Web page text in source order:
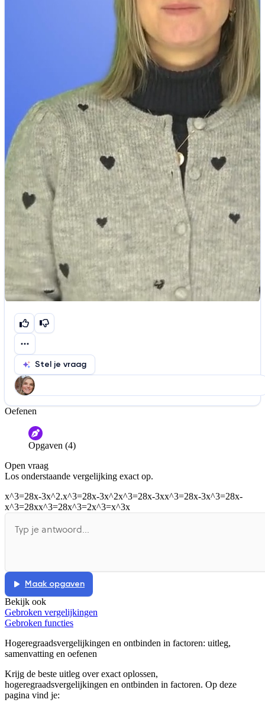
Stel je vraag
Help ons de video te verbeteren
De audio is slecht
Informatie is onjuist
De docent is te langdradig
De uitleg gaat te langzaam
De uitleg gaat te snel
Afspelen werkte niet
Iets anders
Oefenen
Opgaven (4)
Open vraag
Los onderstaande vergelijking exact op.
x^3=28x-3x^2.x^3=28x-3x^2x^3=28x-3xx^3=28x-3x^3=28x-
x^3=28xx^3=28x^3=2x^3=x^3x
Maak opgaven
Bekijk ook
Gebroken vergelijkingen
Gebroken functies
Hogeregraadsvergelijkingen en ontbinden in factoren: uitleg,
samenvatting en oefenen
Krijg de beste uitleg over exact oplossen,
hogeregraadsvergelijkingen en ontbinden in factoren. Op deze
pagina vind je: